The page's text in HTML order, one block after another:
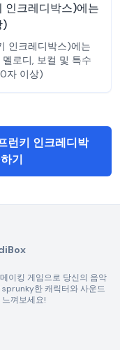
크레디박스)에는
)
인크레디박스)에는
로디, 보컬 및 특수
자 이상)
키 인크레디박
기
이킹 게임으로 당신의 음악
한 캐릭터와 사운드
껴보세요!